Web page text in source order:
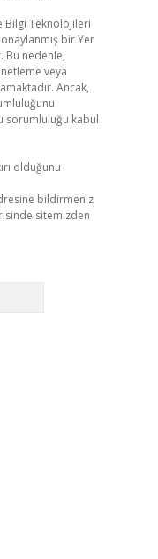
Bilgi Teknolojileri
bir Yer
Bu nedenle,
veya
Ancak,
sorumluluğu kabul
olduğunu
bildirmeniz
sitemizden